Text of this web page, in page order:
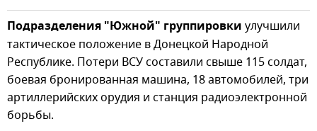
Подразделения "Южной" группировки улучшили
тактическое положение в Донецкой Народной
Республике. Потери ВСУ составили свыше 115 солдат,
боевая бронированная машина, 18 автомобилей, три
артиллерийских орудия и станция радиоэлектронной
борьбы.